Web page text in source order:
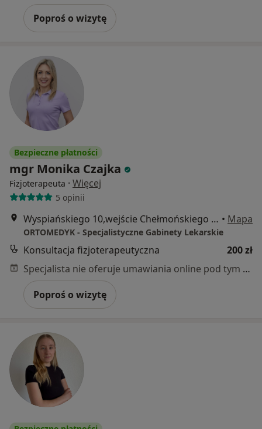
Poproś o wizytę
Bezpieczne płatności
mgr Monika Czajka
Fizjoterapeuta · Więcej
5 opinii
Wyspiańskiego 10,wejście Chełmońskiego 1, Poznań • Mapa
ORTOMEDYK - Specjalistyczne Gabinety Lekarskie
Konsultacja fizjoterapeutyczna
200 zł
Specjalista nie oferuje umawiania online pod tym adresem.
Poproś o wizytę